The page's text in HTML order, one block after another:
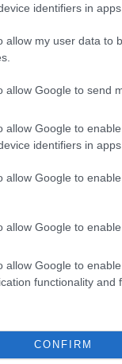
identifiers in apps.
allow my user data to
allow Google to send
allow Google to
identifiers in apps.
allow Google to
allow Google to
allow Google to
functionality and
CONFIRM
ακόμη και αφού
Apache
της νύχτας. Ο
σε αυτή
ένοπλες
δύο πιλότοι
μια ανάρτηση
διέρχεται
αναλυτές της